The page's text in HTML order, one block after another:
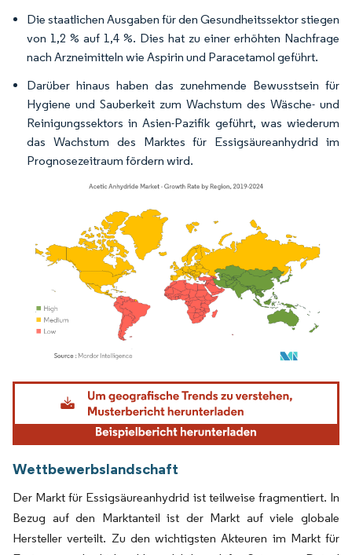
Die staatlichen Ausgaben für den Gesundheitssektor stiegen
von 1,2 % auf 1,4 %. Dies hat zu einer erhöhten Nachfrage
nach Arzneimitteln wie Aspirin und Paracetamol geführt.
Darüber hinaus haben das zunehmende Bewusstsein für
Hygiene und Sauberkeit zum Wachstum des Wäsche- und
Reinigungssektors in Asien-Pazifik geführt, was wiederum
das Wachstum des Marktes für Essigsäureanhydrid im
Prognosezeitraum fördern wird.
Bild © Mordor Intelligence. Wiederverwendung erfordert Namensnennung gemäß
Wettbewerbslandschaft
Der Markt für Essigsäureanhydrid ist teilweise fragmentiert. In
Bezug auf den Marktanteil ist der Markt auf viele globale
Hersteller verteilt. Zu den wichtigsten Akteuren im Markt für